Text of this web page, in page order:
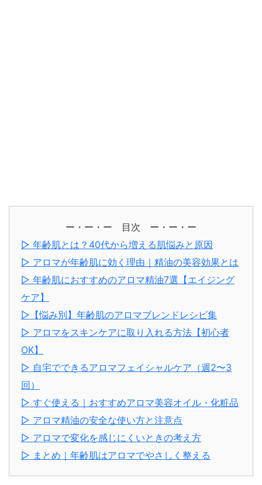
ー・ー・ー 目次 ー・ー・ー
▷ 年齢肌とは？40代から増える肌悩みと原因
▷ アロマが年齢肌に効く理由｜精油の美容効果とは
▷ 年齢肌におすすめのアロマ精油7選【エイジング
ケア】
▷【悩み別】年齢肌のアロマブレンドレシピ集
▷ アロマをスキンケアに取り入れる方法【初心者
OK】
▷ 自宅でできるアロマフェイシャルケア（週2〜3
回）
▷ すぐ使える｜おすすめアロマ美容オイル・化粧品
▷ アロマ精油の安全な使い方と注意点
▷ アロマで変化を感じにくいときの考え方
▷ まとめ｜年齢肌はアロマでやさしく整える